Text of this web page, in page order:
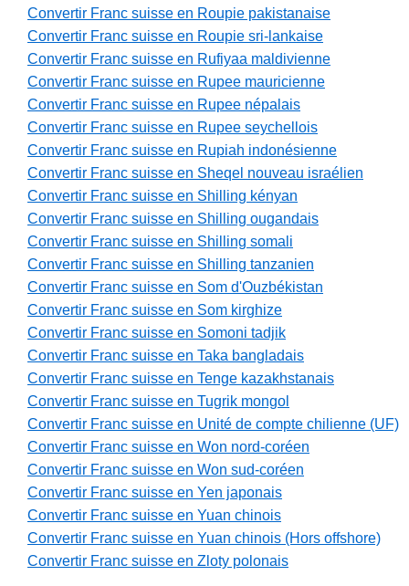
Convertir Franc suisse en Roupie pakistanaise
Convertir Franc suisse en Roupie sri-lankaise
Convertir Franc suisse en Rufiyaa maldivienne
Convertir Franc suisse en Rupee mauricienne
Convertir Franc suisse en Rupee népalais
Convertir Franc suisse en Rupee seychellois
Convertir Franc suisse en Rupiah indonésienne
Convertir Franc suisse en Sheqel nouveau israélien
Convertir Franc suisse en Shilling kényan
Convertir Franc suisse en Shilling ougandais
Convertir Franc suisse en Shilling somali
Convertir Franc suisse en Shilling tanzanien
Convertir Franc suisse en Som d'Ouzbékistan
Convertir Franc suisse en Som kirghize
Convertir Franc suisse en Somoni tadjik
Convertir Franc suisse en Taka bangladais
Convertir Franc suisse en Tenge kazakhstanais
Convertir Franc suisse en Tugrik mongol
Convertir Franc suisse en Unité de compte chilienne (UF)
Convertir Franc suisse en Won nord-coréen
Convertir Franc suisse en Won sud-coréen
Convertir Franc suisse en Yen japonais
Convertir Franc suisse en Yuan chinois
Convertir Franc suisse en Yuan chinois (Hors offshore)
Convertir Franc suisse en Zloty polonais